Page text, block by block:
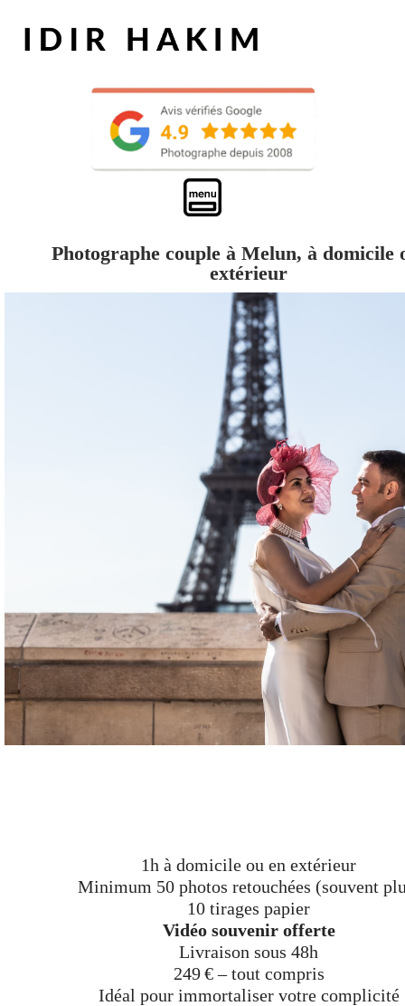
Photographe couple à Melun, à domicile
extérieur
1h à domicile ou en extérieur
Minimum 50 photos retouchées (souvent
10 tirages papier
Vidéo souvenir offerte
Livraison sous 48h
249 € – tout compris
Idéal pour immortaliser votre complicité